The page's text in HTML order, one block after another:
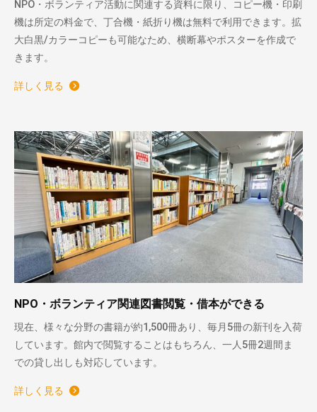
NPO・ボランティア活動に関連する資料に限り、コピー機・印刷
機は所定の料金で、丁合機・紙折り機は無料で利用できます。拡
大白黒/カラーコピーも可能なため、横断幕やポスターを作成で
きます。
詳しく見る
NPO・ボランティア関連図書閲覧・借本ができる
現在、様々な分野の書籍が約1,500冊あり、毎月5冊の新刊を入荷
しています。館内で閲覧することはもちろん、一人5冊2週間ま
での貸し出しも対応しています。
詳しく見る